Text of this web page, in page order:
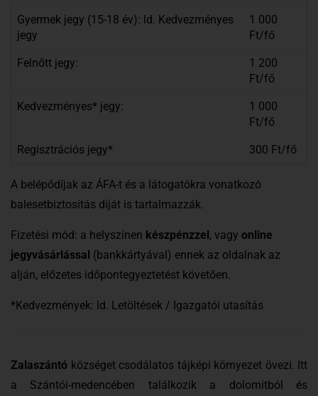
Gyermek jegy (15-18 év): ld. Kedvezményes
jegy
1 000
Ft/fő
Felnőtt jegy:
1 200
Ft/fő
Kedvezményes* jegy:
1 000
Ft/fő
Regisztrációs jegy* 300 Ft/fő
A belépődíjak az ÁFA-t és a látogatókra vonatkozó
balesetbiztosítás díját is tartalmazzák.
Fizetési mód: a helyszínen készpénzzel, vagy online
jegyvásárlással (bankkártyával) ennek az oldalnak az
alján, előzetes időpontegyeztetést követően.
*Kedvezmények: ld. Letöltések / Igazgatói utasítás
Zalaszántó községet csodálatos tájképi környezet övezi. Itt
a Szántói-medencében találkozik a dolomitból és